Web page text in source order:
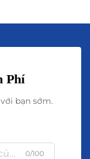
Phí
bạn sớm.
0/100